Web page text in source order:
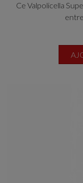
Ce Valpolicella